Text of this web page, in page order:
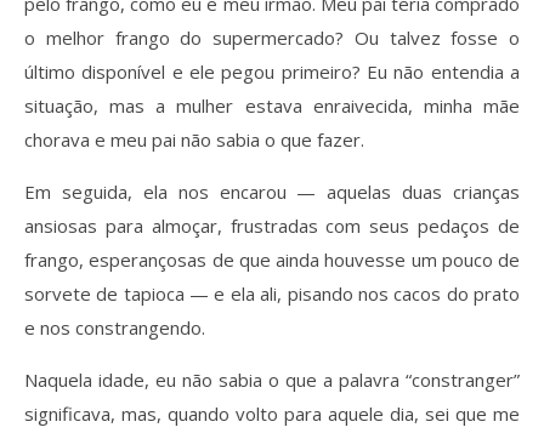
o melhor frango do supermercado? Ou talvez fosse o
último disponível e ele pegou primeiro? Eu não entendia a
situação, mas a mulher estava enraivecida, minha mãe
chorava e meu pai não sabia o que fazer.
Em seguida, ela nos encarou — aquelas duas crianças
ansiosas para almoçar, frustradas com seus pedaços de
frango, esperançosas de que ainda houvesse um pouco de
sorvete de tapioca — e ela ali, pisando nos cacos do prato
e nos constrangendo.
Naquela idade, eu não sabia o que a palavra “constranger”
significava, mas, quando volto para aquele dia, sei que me